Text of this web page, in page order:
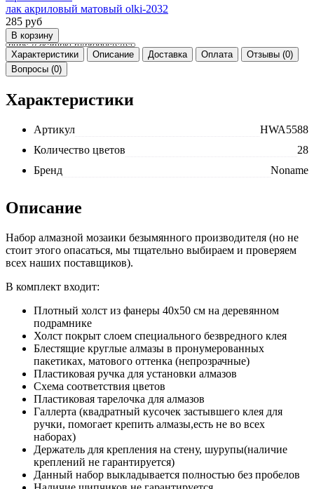
лак акриловый матовый olki-2032
285 руб
Характеристики Описание Доставка Оплата
Отзывы (0)
Вопросы (0)
Характеристики
Артикул
HWA5588
Количество цветов
28
Бренд
Noname
Описание
Набор алмазной мозаики безымянного производителя (но не
стоит этого опасаться, мы тщательно выбираем и проверяем
всех наших поставщиков).
В комплект входит:
Плотный холст из фанеры 40x50 см на деревянном
подрамнике
Холст покрыт слоем специального безвредного клея
Блестящие круглые алмазы в пронумерованных
пакетиках, матового оттенка (непрозрачные)
Пластиковая ручка для установки алмазов
Схема соответствия цветов
Пластиковая тарелочка для алмазов
Галлерта (квадратный кусочек застывшего клея для
ручки, помогает крепить алмазы,есть не во всех
наборах)
Держатель для крепления на стену, шурупы(наличие
креплений не гарантируется)
Данный набор выкладывается полностью без пробелов